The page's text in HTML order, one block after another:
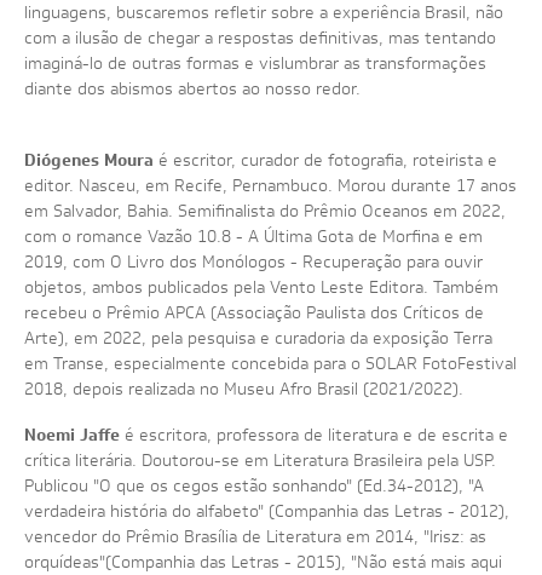
linguagens, buscaremos refletir sobre a experiência Brasil, não
com a ilusão de chegar a respostas definitivas, mas tentando
imaginá-lo de outras formas e vislumbrar as transformações
diante dos abismos abertos ao nosso redor.
Diógenes Moura é escritor, curador de fotografia, roteirista e
editor. Nasceu, em Recife, Pernambuco. Morou durante 17 anos
em Salvador, Bahia. Semifinalista do Prêmio Oceanos em 2022,
com o romance Vazão 10.8 - A Última Gota de Morfina e em
2019, com O Livro dos Monólogos - Recuperação para ouvir
objetos, ambos publicados pela Vento Leste Editora. Também
recebeu o Prêmio APCA (Associação Paulista dos Críticos de
Arte), em 2022, pela pesquisa e curadoria da exposição Terra
em Transe, especialmente concebida para o SOLAR FotoFestival
2018, depois realizada no Museu Afro Brasil (2021/2022).
Noemi Jaffe é escritora, professora de literatura e de escrita e
crítica literária. Doutorou-se em Literatura Brasileira pela USP.
Publicou "O que os cegos estão sonhando" (Ed.34-2012), "A
verdadeira história do alfabeto" (Companhia das Letras - 2012),
vencedor do Prêmio Brasília de Literatura em 2014, "Irisz: as
orquídeas"(Companhia das Letras - 2015), "Não está mais aqui